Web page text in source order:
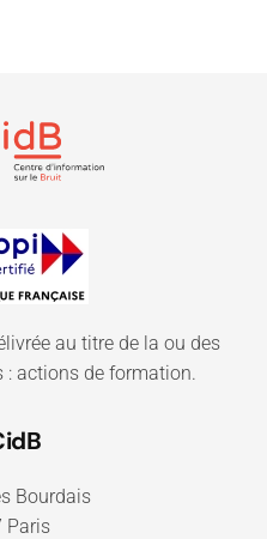
au titre de la ou des
actions de formation.
Bourdais
Paris